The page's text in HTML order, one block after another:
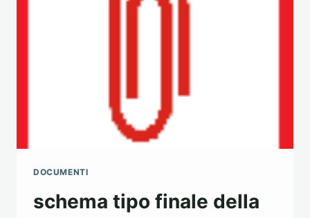
RECUPERO
DOCUMENTI
schema tipo finale della